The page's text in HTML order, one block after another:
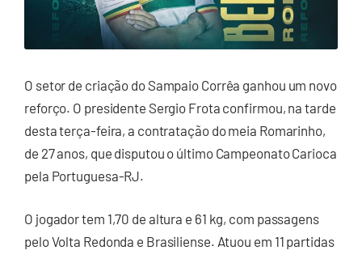
O setor de criação do Sampaio Corrêa ganhou um novo
reforço. O presidente Sergio Frota confirmou, na tarde
desta terça-feira, a contratação do meia Romarinho,
de 27 anos, que disputou o último Campeonato Carioca
pela Portuguesa-RJ.
O jogador tem 1,70 de altura e 61 kg, com passagens
pelo Volta Redonda e Brasiliense. Atuou em 11 partidas